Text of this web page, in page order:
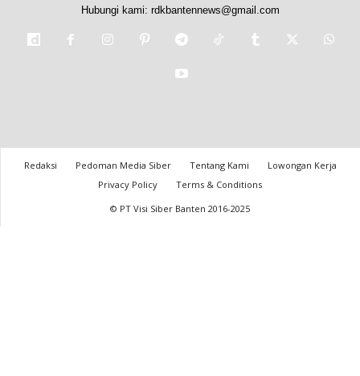
Hubungi kami: rdkbantennews@gmail.com
Redaksi Pedoman Media Siber Tentang Kami
Lowongan Kerja
Privacy Policy
Terms & Conditions
© PT Visi Siber Banten 2016-2025